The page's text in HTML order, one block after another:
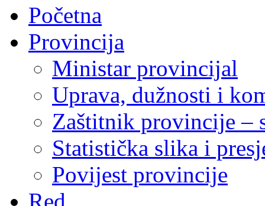
Početna
Provincija
Ministar provincijal
Uprava, dužnosti i
Zaštitnik provincije –
Statistička slika i
Povijest provincije
Red